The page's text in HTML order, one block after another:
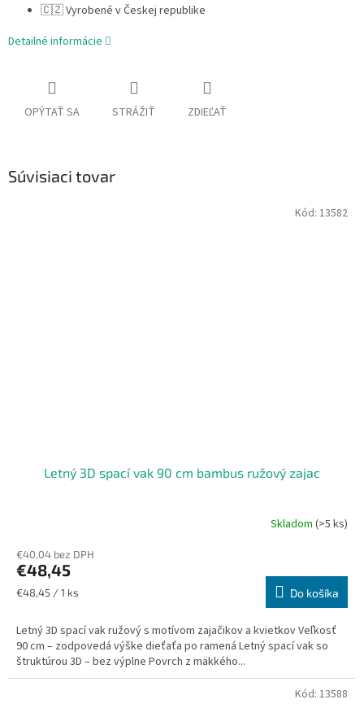
🇨🇿 Vyrobené v Českej republike
Detailné informácie
OPÝTAŤ SA STRÁŽIŤ ZDIEĽAŤ
Súvisiaci tovar
Letný 3D spací vak 90 cm bambus ružový zajac
Skladom (>5 ks)
€40,04 bez DPH
€48,45
Jednotková
€48,45 / 1 ks Do košíka
Letný 3D spací vak ružový s motívom zajačikov a kvietkov Veľkosť
90 cm – zodpovedá výške dieťaťa po ramená Letný spací vak so
štruktúrou 3D – bez výplne Povrch z mäkkého...
Kód: 13582
Kód: 13588